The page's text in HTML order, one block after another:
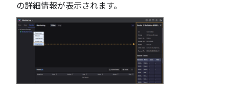
の詳細情報が表示されます。